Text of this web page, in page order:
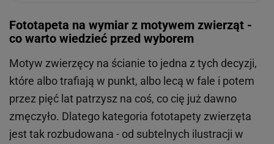
Fototapeta na wymiar z motywem zwierząt -
co warto wiedzieć przed wyborem
Motyw zwierzęcy na ścianie to jedna z tych decyzji,
które albo trafiają w punkt, albo lecą w fale i potem
przez pięć lat patrzysz na coś, co cię już dawno
zmęczyło. Dlatego kategoria fototapety zwierzęta
jest tak rozbudowana - od subtelnych ilustracji w